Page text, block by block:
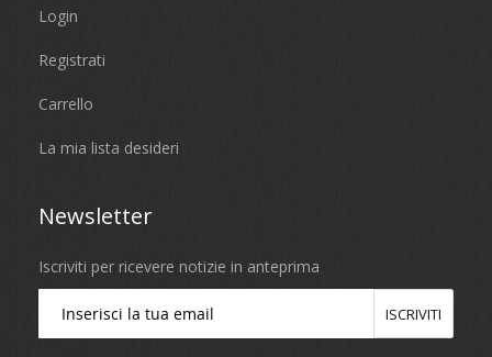
Login
Registrati
Carrello
La mia lista desideri
Newsletter
Iscriviti per ricevere notizie in anteprima
ISCRIVITI